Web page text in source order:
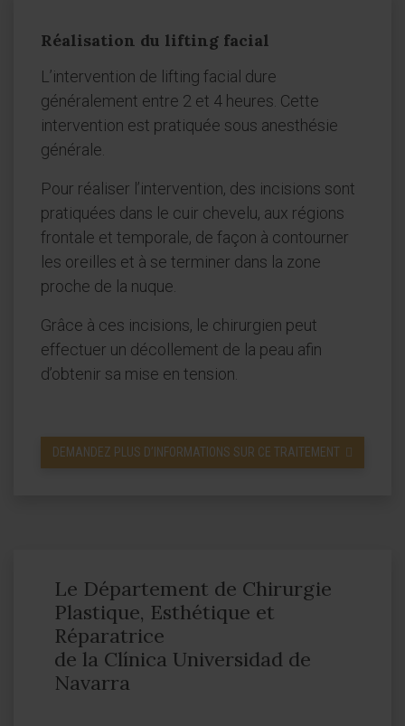
Réalisation du lifting facial
L’intervention de lifting facial dure
généralement entre 2 et 4 heures. Cette
intervention est pratiquée sous anesthésie
générale.
Pour réaliser l’intervention, des incisions sont
pratiquées dans le cuir chevelu, aux régions
frontale et temporale, de façon à contourner
les oreilles et à se terminer dans la zone
proche de la nuque.
Grâce à ces incisions, le chirurgien peut
effectuer un décollement de la peau afin
d’obtenir sa mise en tension.
DEMANDEZ PLUS D’INFORMATIONS SUR CE TRAITEMENT
Le Département de Chirurgie
Plastique, Esthétique et
Réparatrice
de la Clínica Universidad de
Navarra